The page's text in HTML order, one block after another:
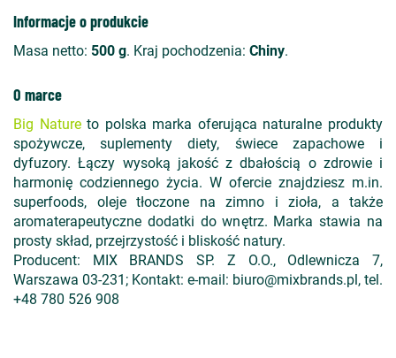
Informacje o produkcie
Masa netto: 500 g. Kraj pochodzenia: Chiny.
O marce
Big Natureto polska marka oferująca naturalne produkty
spożywcze, suplementy diety, świece zapachowe i
dyfuzory. Łączy wysoką jakość z dbałością o zdrowie i
harmonię codziennego życia. W ofercie znajdziesz m.in.
superfoods, oleje tłoczone na zimno i zioła, a także
aromaterapeutyczne dodatki do wnętrz. Marka stawia na
prosty skład, przejrzystość i bliskość natury.
Producent: MIX BRANDS SP. Z O.O., Odlewnicza 7,
Warszawa 03-231; Kontakt: e-mail: biuro@mixbrands.pl, tel.
+48 780 526 908